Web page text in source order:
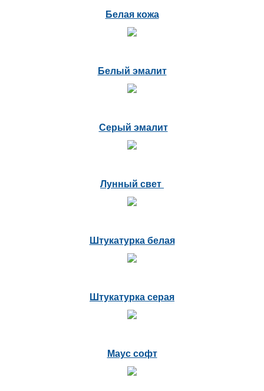
Белая кожа
Белый эмалит
Серый эмалит
Лунный свет
Штукатурка белая
Штукатурка серая
Маус софт